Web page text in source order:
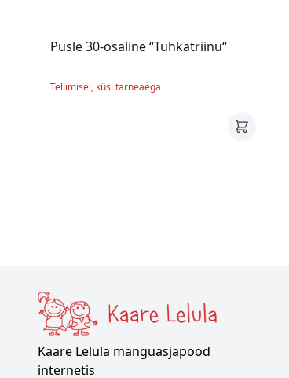
Pusle 30-osaline “Tuhkatriinu“
Tellimisel, küsi tarneaega
Kaare Lelula mänguasjapood
internetis